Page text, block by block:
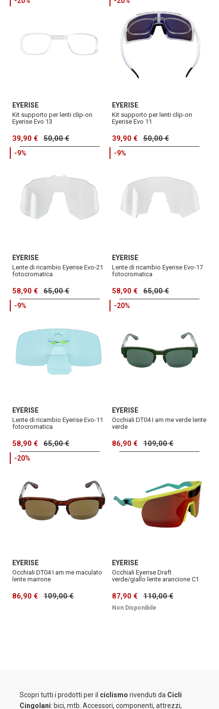
EYERISE
Kit supporto per lenti clip-on
Eyerise Evo 13
39,90 € 50,00 €
EYERISE
Kit supporto per lenti clip-on
Eyerise Evo 11
39,90 € 50,00 €
-9%
EYERISE
Lente di ricambio Eyerise Evo-21
fotocromatica
58,90 € 65,00 €
-9%
EYERISE
Lente di ricambio Eyerise Evo-17
fotocromatica
58,90 € 65,00 €
-9%
EYERISE
Lente di ricambio Eyerise Evo-11
fotocromatica
58,90 € 65,00 €
-20%
EYERISE
Occhiali DT04 I am me verde lente
verde
86,90 € 109,00 €
-20%
EYERISE
Occhiali DT04 I am me maculato
lente marrone
86,90 € 109,00 €
EYERISE
Occhiali Eyerise Draft
verde/giallo lente arancione C1
87,90 € 110,00 €
Non Disponibile
Scopri tutti i prodotti per il ciclismo rivenduti da Cicli
Cingolani: bici, mtb. Accessori, componenti, attrezzi,